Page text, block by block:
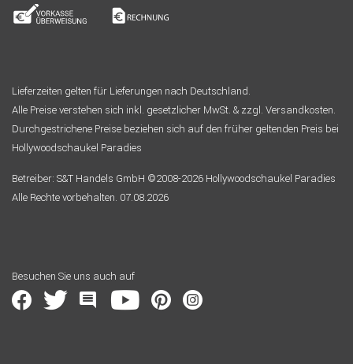
Lieferzeiten gelten für Lieferungen nach Deutschland.
Alle Preise verstehen sich inkl. gesetzlicher MwSt. & zzgl. Versandkosten.
Durchgestrichene Preise beziehen sich auf den früher geltenden Preis bei
Hollywoodschaukel Paradies
Betreiber: S&T Handels GmbH ©2008-2026 Hollywoodschaukel Paradies
Alle Rechte vorbehalten. 07.08.2026
Besuchen Sie uns auch auf